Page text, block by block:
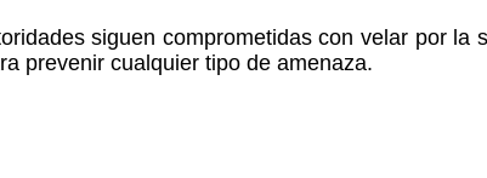
siguen comprometidas con velar por la
prevenir cualquier tipo de amenaza.